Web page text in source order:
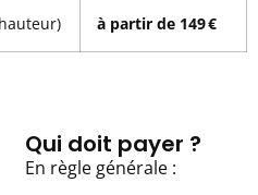
à partir de 149 €
Qui doit payer ?
En règle générale :